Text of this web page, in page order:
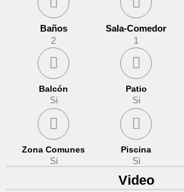
Baños
2
Sala-Comedor
1
Balcón
Si
Patio
Si
Zona Comunes
Si
Piscina
Si
Video